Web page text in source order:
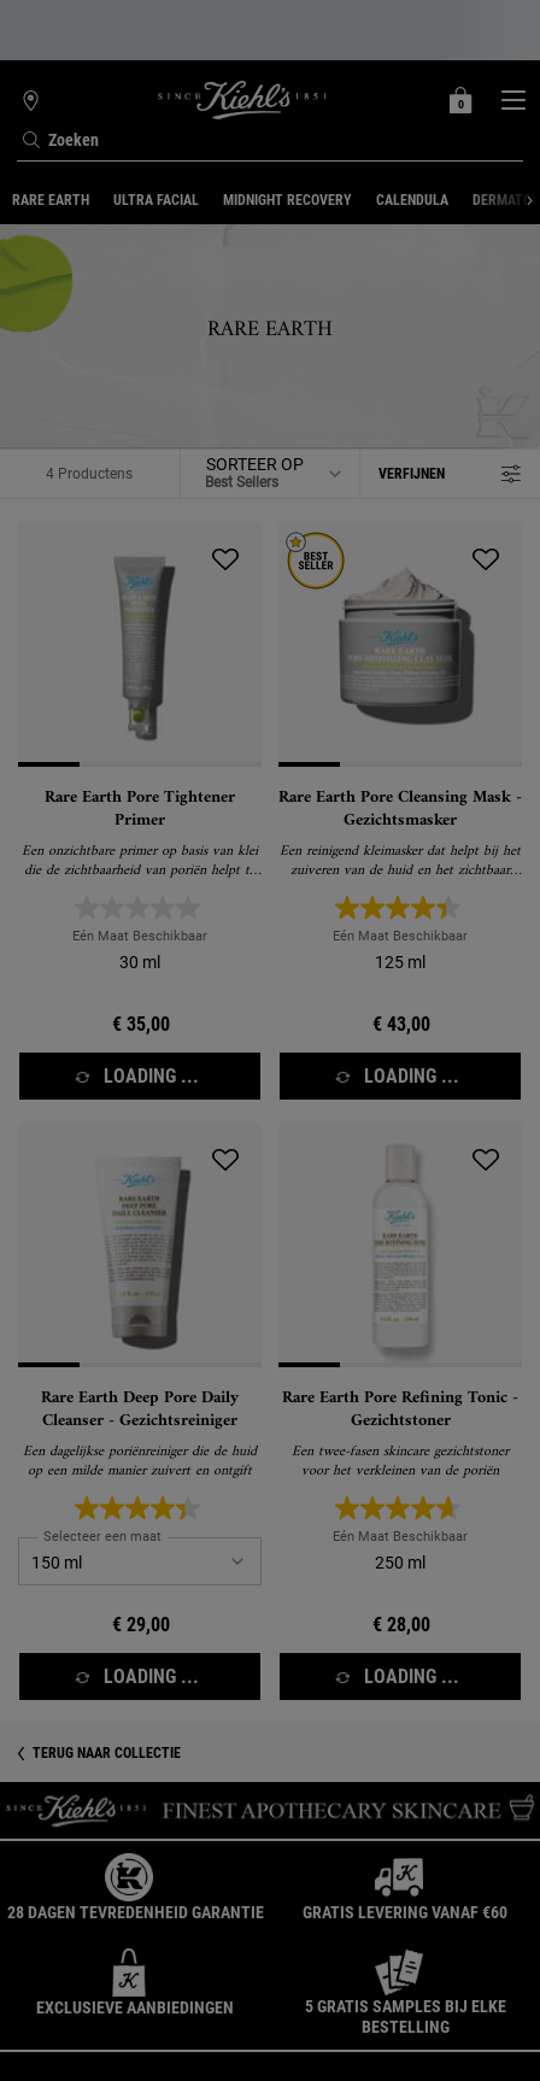
Zoeken
WINKELZOEKER
MIJN
0
0 PRODUCT
RARE EARTH ULTRA FACIAL MIDNIGHT RECOVERY CALENDULA
RARE EARTH
4 Productens SORTEER OP VERFIJNEN
FILTER MENU
Rare Earth Pore Tightener
Primer
Een onzichtbare primer op basis van klei
die de zichtbaarheid van poriën helpt te
Eén Maat Beschikbaar
30 ml
€ 35,00
LOADING ...
Rare Earth Pore Cleansing Mask -
Gezichtsmasker
Een reinigend kleimasker dat helpt bij het
zuiveren van de huid en het zichtbaar
verkleinen van de poriën
Eén Maat Beschikbaar
125 ml
€ 43,00
LOADING ...
Rare Earth Deep Pore Daily
Cleanser - Gezichtsreiniger
Een dagelijkse poriënreiniger die de huid
op een milde manier zuivert en ontgift
Selecteer een maat
€ 29,00
LOADING ...
Rare Earth Pore Refining Tonic -
Gezichtstoner
Een twee-fasen skincare gezichtstoner
voor het verkleinen van de poriën
Eén Maat Beschikbaar
250 ml
€ 28,00
LOADING ...
TERUG NAAR COLLECTIE
28 DAGEN TEVREDENHEID GARANTIE GRATIS LEVERING VANAF €60
EXCLUSIEVE AANBIEDINGEN
5 GRATIS SAMPLES BIJ ELKE
BESTELLING